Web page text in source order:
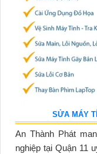
SỬA MÁY
An Thành Phát
nghiệp tại Quận 11